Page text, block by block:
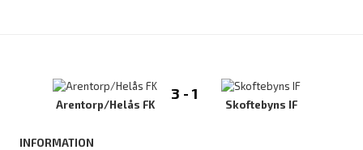
BILDGALLERI
DOKUMENT
Arentorp/Helås FK
3 - 1
Skoftebyns IF
INFORMATION